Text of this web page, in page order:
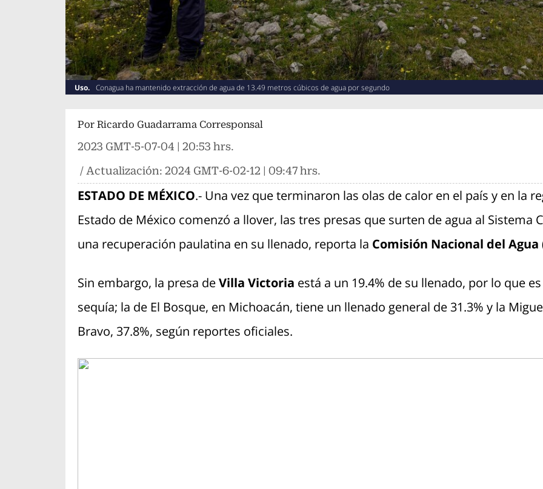
Uso. Conagua ha mantenido extracción de agua de 13.49 metros cúbicos de agua por segundo
Por Ricardo Guadarrama Corresponsal
2023 GMT-5-07-04 | 20:53 hrs.
/ Actualización: 2024 GMT-6-02-12 | 09:47 hrs.
ESTADO DE MÉXICO.- Una vez que terminaron las olas de calor en el país y en la
Estado de México comenzó a llover, las tres presas que surten de agua al Sistema
una recuperación paulatina en su llenado, reporta la Comisión Nacional del Agua
Sin embargo, la presa deVilla Victoria está a un 19.4% de su llenado, por lo que
sequía; la de El Bosque, en Michoacán, tiene un llenado general de 31.3% y la
Bravo, 37.8%, según reportes oficiales.